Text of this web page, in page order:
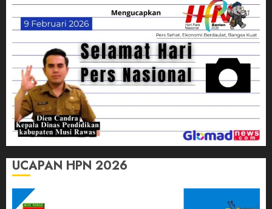
UCAPAN HPN 2026